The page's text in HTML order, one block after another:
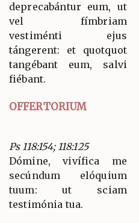
deprecabántur eum, ut
vel fímbriam
vestiménti ejus
tángerent: et quotquot
tangébant eum, salvi
fiébant.
OFFERTORIUM
Ps 118:154; 118:125
Dómine, vivífica me
secúndum elóquium
tuum: ut sciam
testimónia tua.